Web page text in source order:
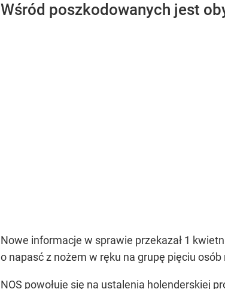
Wśród poszkodowanych jest
Nowe informacje w sprawie przekazał 1
o napasć z nożem w ręku na grupę pięciu
NOS powołuje się na ustalenia holenderskiej